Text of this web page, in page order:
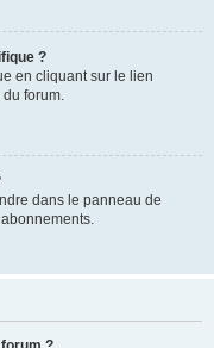
?
en cliquant sur le lien
du forum.
dans le panneau de